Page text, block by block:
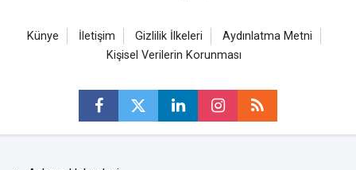
Künye İletişim Gizlilik İlkeleri
Aydınlatma Metni
Kişisel Verilerin Korunması